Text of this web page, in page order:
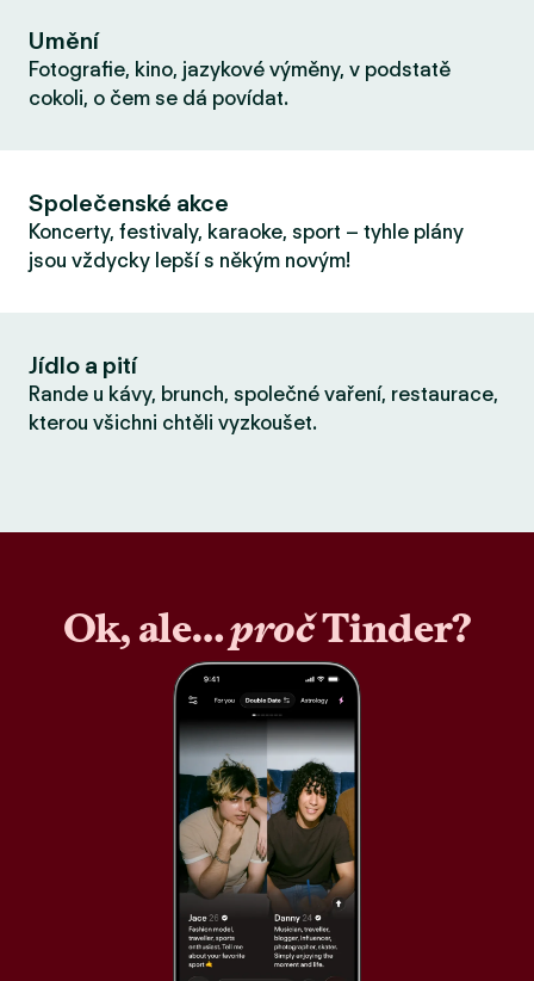
Umění
Fotografie, kino, jazykové výměny, v podstatě
cokoli, o čem se dá povídat.
Společenské akce
Koncerty, festivaly, karaoke, sport – tyhle plány
jsou vždycky lepší s někým novým!
Jídlo a pití
Rande u kávy, brunch, společné vaření, restaurace,
kterou všichni chtěli vyzkoušet.
Ok, ale…pročTinder?